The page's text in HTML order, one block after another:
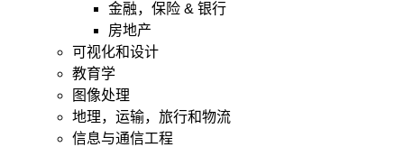
金融，保险 & 银行
房地产
可视化和设计
教育学
图像处理
地理，运输，旅行和物流
信息与通信工程